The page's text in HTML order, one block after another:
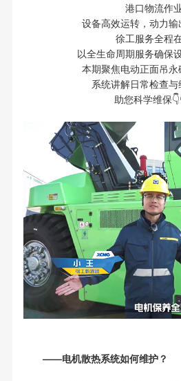
港口物流作
设备高效运转，动力输
徐工服务全程
以全生命周期服务确保
本期聚焦电动正面吊
系统讲解日常检查
助您科学维保
——电机散热系统如何维护？